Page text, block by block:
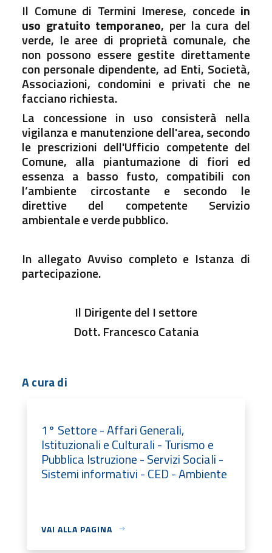
Il Comune di Termini Imerese, concede in
uso gratuito temporaneo, per la cura del
verde, le aree di proprietà comunale, che
non possono essere gestite direttamente
con personale dipendente, ad Enti, Società,
Associazioni, condomini e privati che ne
facciano richiesta.
La concessione in uso consisterà nella
vigilanza e manutenzione dell'area, secondo
le prescrizioni dell'Ufficio competente del
Comune, alla piantumazione di fiori ed
essenza a basso fusto, compatibili con
l’ambiente circostante e secondo le
direttive del competente Servizio
ambientale e verde pubblico.
In allegato Avviso completo e Istanza di
partecipazione.
Il Dirigente del I settore
Dott. Francesco Catania
A cura di
1° Settore - Affari Generali,
Istituzionali e Culturali - Turismo e
Pubblica Istruzione - Servizi Sociali -
Sistemi informativi - CED - Ambiente
VAI ALLA PAGINA